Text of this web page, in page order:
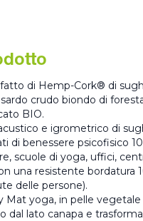
di Hemp-Cork® di
crudo biondo di
BIO.
e igrometrico di
di benessere psicofisico
scuole di yoga, uffici,
una resistente bordatura
delle persone).
Mat yoga, in pelle
dal lato canapa e